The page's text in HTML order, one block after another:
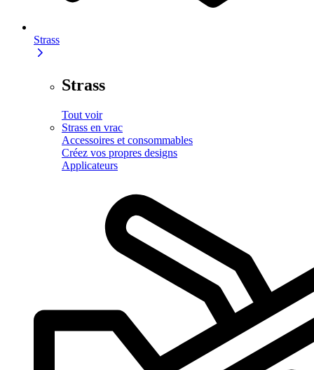
Strass
Strass
Tout voir
Strass en vrac
Accessoires et consommables
Créez vos propres designs
Applicateurs